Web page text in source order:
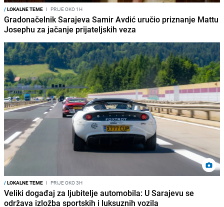
/LOKALNE TEME I PRIJE OKO 1H
Gradonačelnik Sarajeva Samir Avdić uručio priznanje Mattu
Josephu za jačanje prijateljskih veza
/LOKALNE TEME I PRIJE OKO 3H
Veliki događaj za ljubitelje automobila: U Sarajevu se
održava izložba sportskih i luksuznih vozila